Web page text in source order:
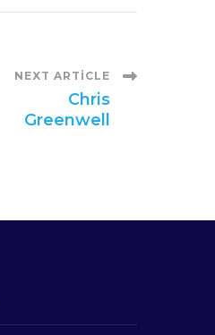
NEXT ARTICLE
Chris
Greenwell